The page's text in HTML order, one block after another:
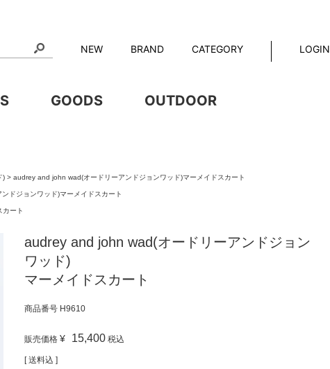
NEW BRAND CATEGORY LOGIN
GOODS OUTDOOR
) audrey and john wad(オードリーアンドジョンワッド)マーメイドスカート
ドジョンワッド)マーメイドスカート
ート
audrey and john wad(オードリーアンドジョン
ワッド)
マーメイドスカート
商品番号 H9610
販売価格 ¥ 15,400 税込
送料込